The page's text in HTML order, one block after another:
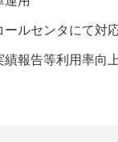
ールセンタにて対
績報告等利用率向